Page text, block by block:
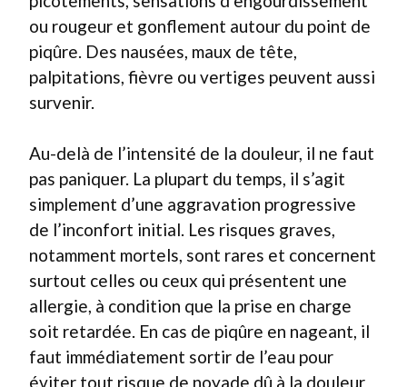
ou rougeur et gonflement autour du point de
piqûre. Des nausées, maux de tête,
palpitations, fièvre ou vertiges peuvent aussi
survenir.
Au-delà de l’intensité de la douleur, il ne faut
pas paniquer. La plupart du temps, il s’agit
simplement d’une aggravation progressive
de l’inconfort initial. Les risques graves,
notamment mortels, sont rares et concernent
surtout celles ou ceux qui présentent une
allergie, à condition que la prise en charge
soit retardée. En cas de piqûre en nageant, il
faut immédiatement sortir de l’eau pour
éviter tout risque de noyade dû à la douleur